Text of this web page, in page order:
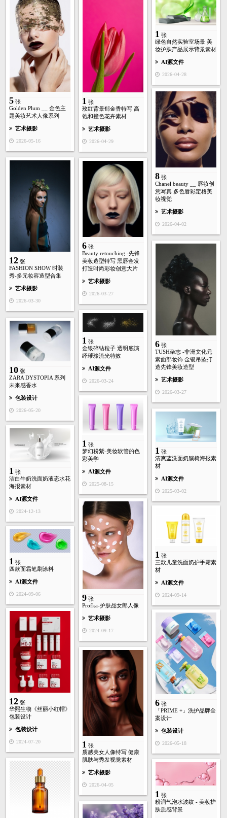
5 张
Golden Plum __ 金色主
题美妆艺术人像系列
艺术摄影
2026-05-16
1 张
玫红背景郁金香特写 高
饱和撞色花卉素材
艺术摄影
2026-04-29
1 张
绿色自然实验室场景 美
妆护肤产品展示背景素材
AI源文件
2026-04-28
8 张
Chanel beauty __ 唇妆创
意写真 多色唇彩定格美
妆视觉
艺术摄影
2026-04-02
12 张
FASHION SHOW 时装
秀-多元妆容造型合集
艺术摄影
2026-03-30
6 张
Beauty retouching -先锋
美妆造型特写 黑唇金发
打造时尚彩妆创意大片
艺术摄影
2026-03-27
6 张
TUSH杂志 -非洲文化元
素面部妆饰 金银吊坠打
造先锋美妆造型
艺术摄影
2026-03-27
1 张
金银碎钻粒子 透明底演
绎璀璨流光特效
AI源文件
2026-03-24
10 张
ZARA DYSTOPIA 系列
未来感香水
包装设计
2026-05-20
1 张
梦幻粉紫-美妆软管的色
彩美学
AI源文件
2025-08-15
1 张
清爽蓝洗面奶躺椅海报素
材
AI源文件
2025-03-02
1 张
洁白牛奶洗面奶液态水花
海报素材
AI源文件
2024-12-13
9 张
Profka-护肤品女郎人像
艺术摄影
2024-09-17
1 张
三款儿童洗面奶护手霜素
材
AI源文件
2024-09-14
1 张
四款面霜笔刷涂料
AI源文件
2024-09-06
12 张
华熙生物《丝丽小红帽》
包装设计
包装设计
2024-07-20
6 张
「PRIME +」洗护品牌全
案设计
包装设计
2026-05-18
1 张
质感美女人像特写 健康
肌肤与秀发视觉素材
艺术摄影
2026-04-05
1 张
粉润气泡水波纹 - 美妆护
肤质感背景